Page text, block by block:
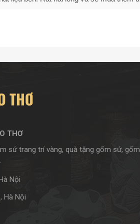
THƠ
sứ trang trí vàng, quà tặng gốm sứ,
Nội
Hà Nội